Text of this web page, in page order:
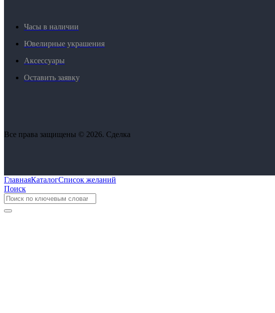
Часы в наличии
Ювелирные украшения
Аксессуары
Оставить заявку
Все права защищены © 2026. Сделка
ГлавнаяКаталогСписок желаний
Поиск